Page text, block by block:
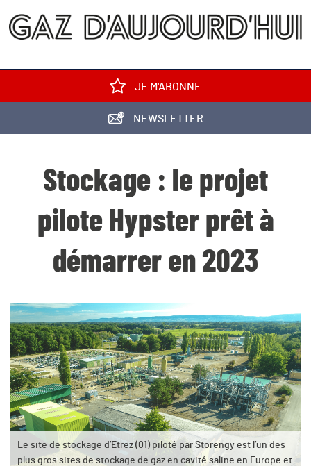
JE M'ABONNE
NEWSLETTER
Stockage : le projet
pilote Hypster prêt à
démarrer en 2023
Le site de stockage d’Etrez (01) piloté par Storengy est l’un des
plus gros sites de stockage de gaz en cavité saline en Europe et